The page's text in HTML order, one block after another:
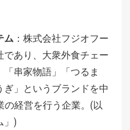
ム ：株式会社フジオフー
であり、大衆外食チェー
串家物語」「つるま
」というブランドを中
経営を行う企業。 (以
」)